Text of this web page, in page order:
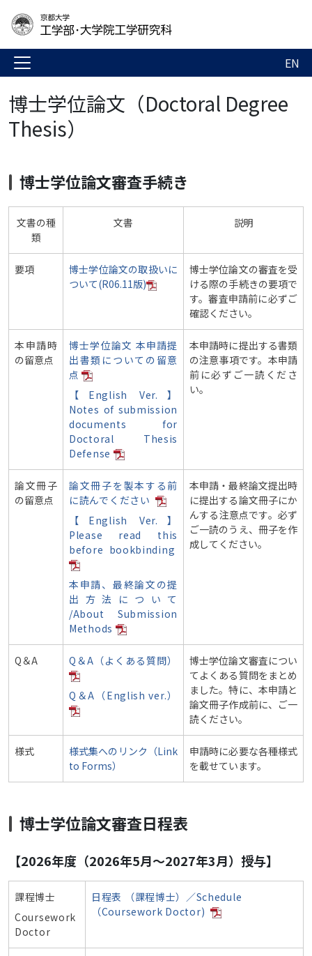
EN
博士学位論文（Doctoral Degree
Thesis）
博士学位論文審査手続き
文書の種
類
文書 説明
要項
博士学位論文の取扱いに
ついて(R06.11版)
博士学位論文の審査を受
ける際の手続きの要項で
す。審査申請前に必ずご
確認ください。
本申請時
の留意点
博士学位論文 本申請提
出書類についての留意
点
【English Ver.】
Notes of submission
documents for
Doctoral Thesis
Defense
本申請時に提出する書類
の注意事項です。本申請
前に必ずご一読くださ
い。
論文冊子
の留意点
論文冊子を製本する前
に読んでください
【English Ver.】
Please read this
before bookbinding
本申請、最終論文の提
出方法について
/About Submission
Methods
本申請・最終論文提出時
に提出する論文冊子にか
んする注意点です。必ず
ご一読のうえ、冊子を作
成してください。
Q＆A Q＆A（よくある質問）
Q＆A（English ver.）
博士学位論文審査につい
てよくある質問をまとめ
ました。特に、本申請と
論文冊子作成前に、ご一
読ください。
様式
様式集へのリンク（Link
to Forms）
申請時に必要な各種様式
を載せています。
博士学位論文審査日程表
【2026年度（2026年5月～2027年3月）授与】
課程博士
Coursework
Doctor
日程表 （課程博士）／Schedule
（Coursework Doctor)